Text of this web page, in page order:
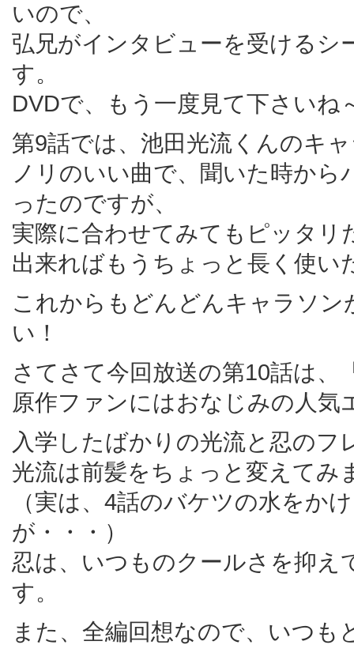
いので、
弘兄がインタビューを受けるシ
す。
DVDで、もう一度見て下さいね
第9話では、池田光流くんのキ
ノリのいい曲で、聞いた時か
ったのですが、
実際に合わせてみてもピッタ
出来ればもうちょっと長く使い
これからもどんどんキャラソ
い！
さてさて今回放送の第10話は、
原作ファンにはおなじみの人気
入学したばかりの光流と忍のフ
光流は前髪をちょっと変えてみ
（実は、4話のバケツの水をか
が・・・）
忍は、いつものクールさを抑え
す。
また、全編回想なので、いつも